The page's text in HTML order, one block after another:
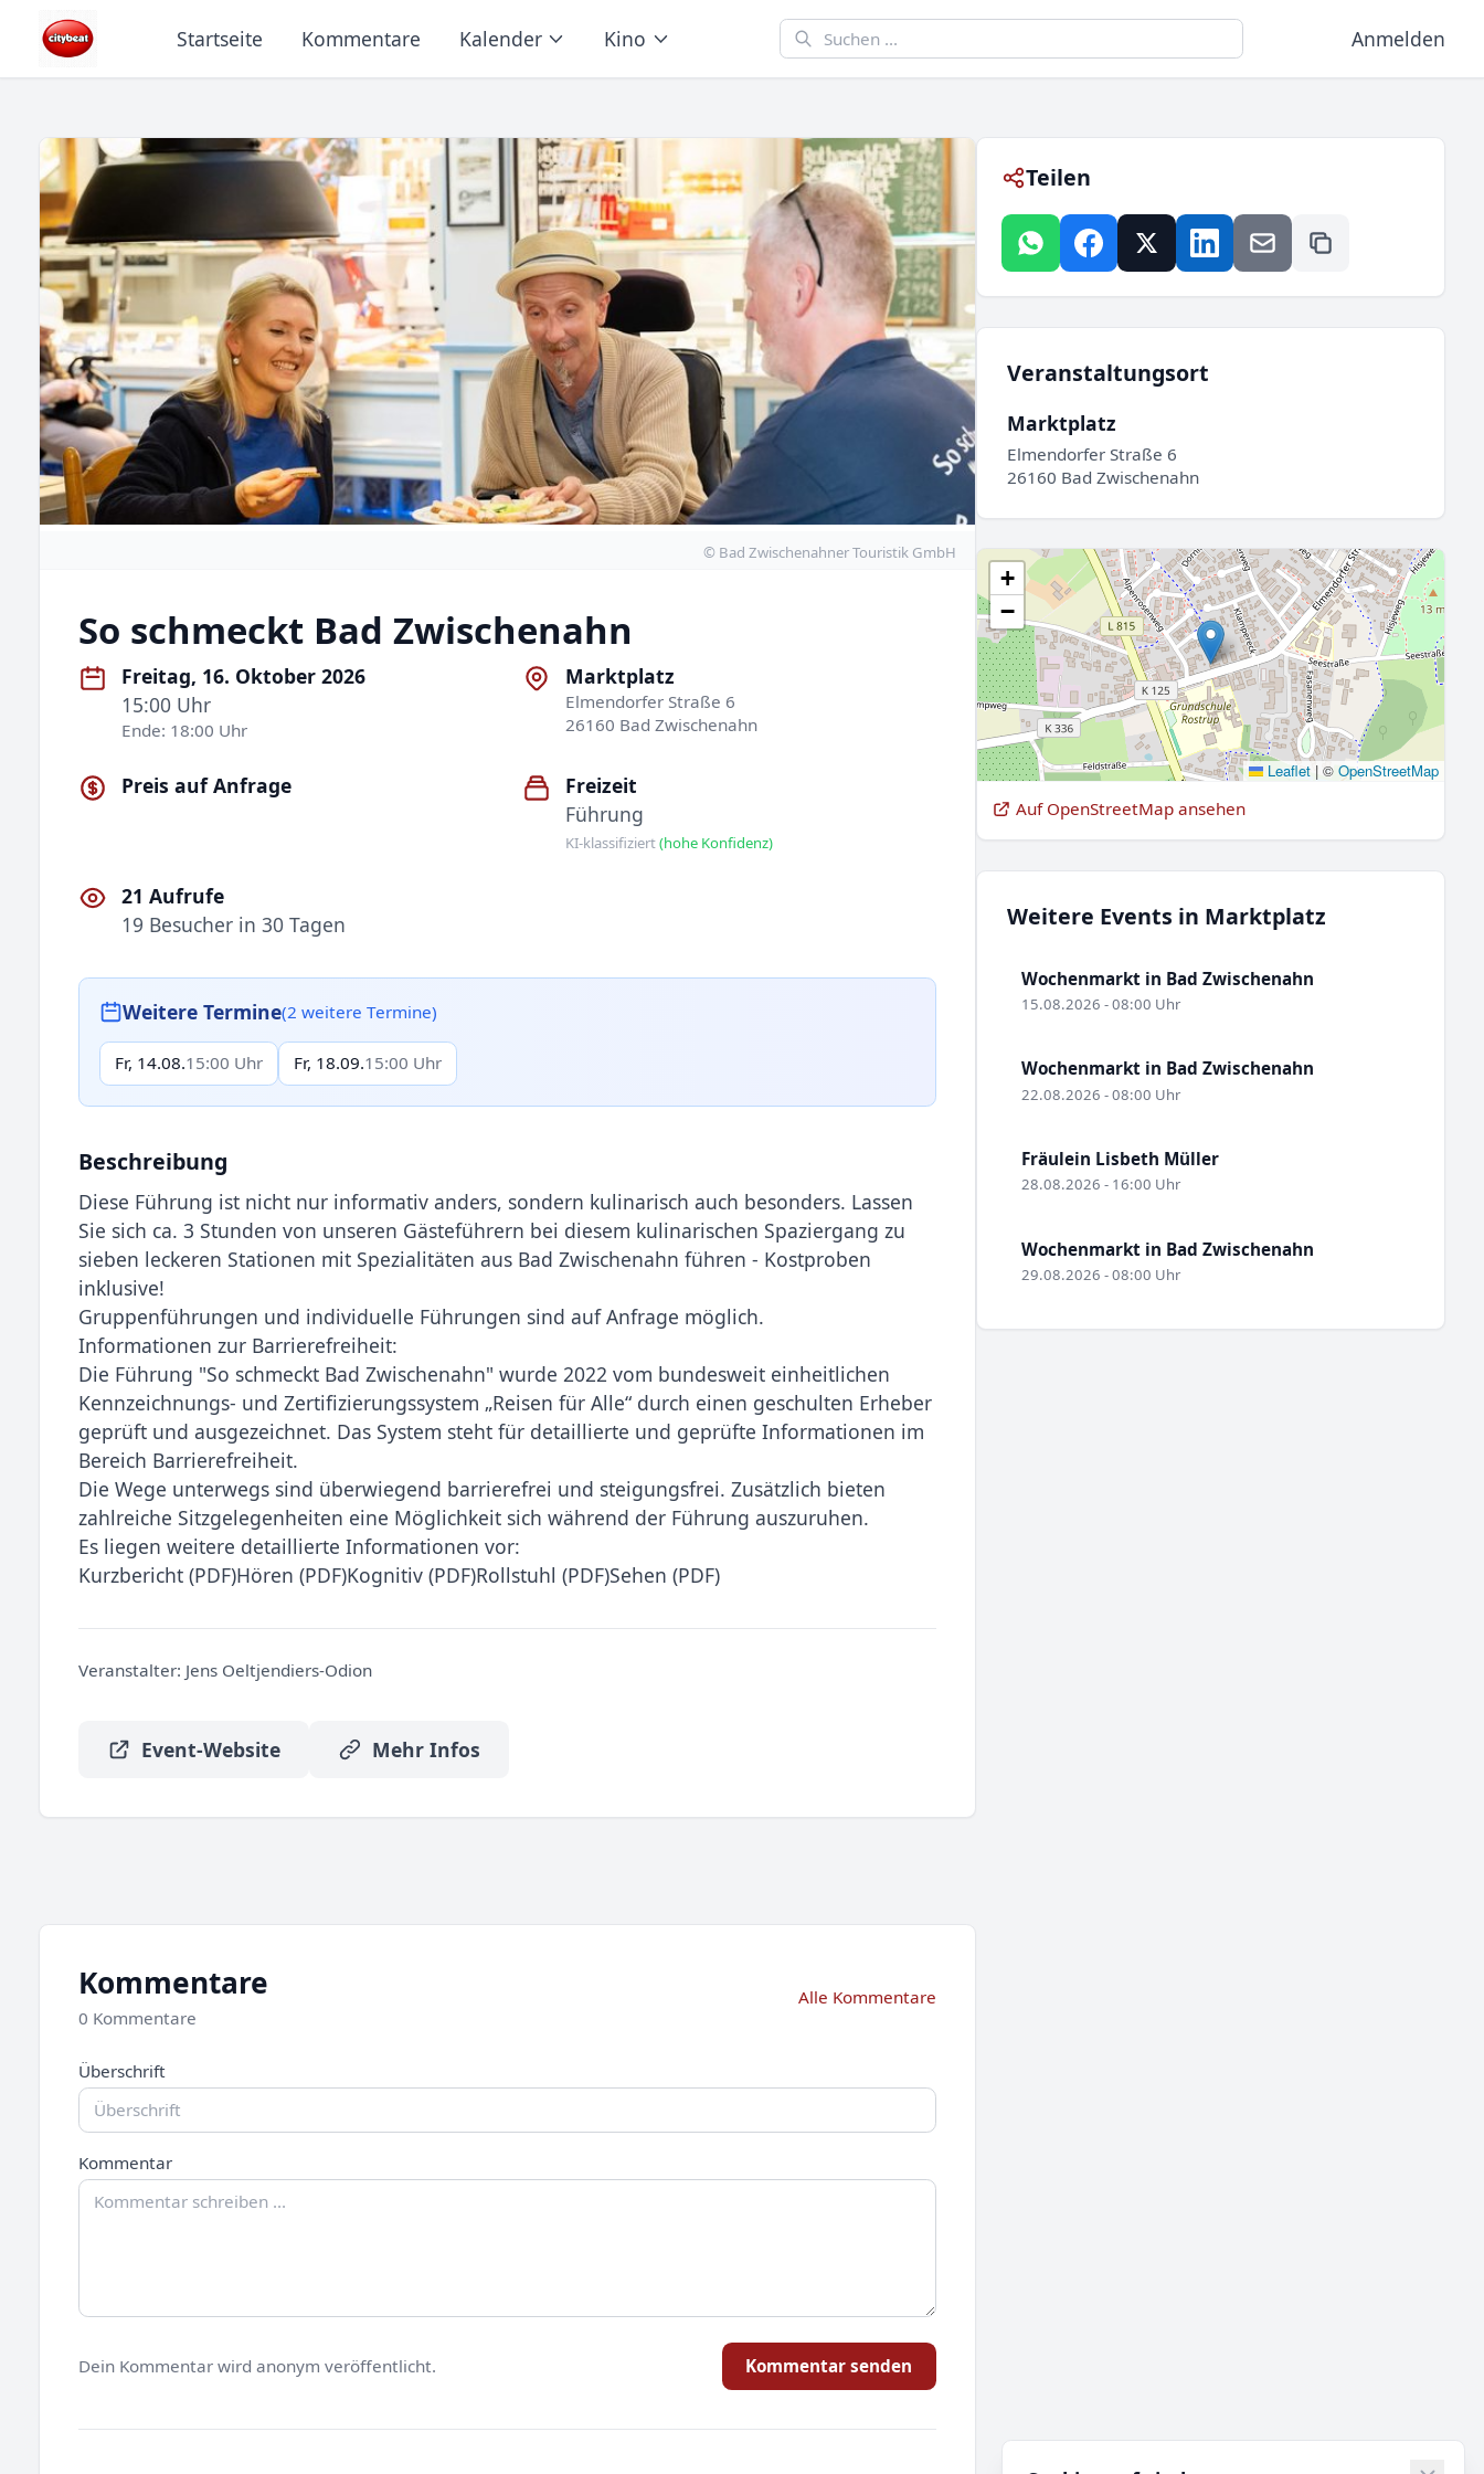
Startseite Kommentare Kalender Kino Anmelden
© Bad Zwischenahner Touristik GmbH
So schmeckt Bad Zwischenahn
Freitag, 16. Oktober 2026
15:00 Uhr
Ende: 18:00 Uhr
Marktplatz
Elmendorfer Straße 6
26160 Bad Zwischenahn
Preis auf Anfrage
Freizeit
Führung
KI-klassifiziert(hohe Konfidenz)
21 Aufrufe
19 Besucher in 30 Tagen
Weitere Termine(2 weitere Termine)
Fr, 14.08.15:00 Uhr Fr, 18.09.15:00 Uhr
Beschreibung
Diese Führung ist nicht nur informativ anders, sondern kulinarisch auch besonders. Lassen
Sie sich ca. 3 Stunden von unseren Gästeführern bei diesem kulinarischen Spaziergang zu
sieben leckeren Stationen mit Spezialitäten aus Bad Zwischenahn führen - Kostproben
inklusive!
Gruppenführungen und individuelle Führungen sind auf Anfrage möglich.
Informationen zur Barrierefreiheit:
Die Führung "So schmeckt Bad Zwischenahn" wurde 2022 vom bundesweit einheitlichen
Kennzeichnungs- und Zertifizierungssystem „Reisen für Alle“ durch einen geschulten Erheber
geprüft und ausgezeichnet. Das System steht für detaillierte und geprüfte Informationen im
Bereich Barrierefreiheit.
Die Wege unterwegs sind überwiegend barrierefrei und steigungsfrei. Zusätzlich bieten
zahlreiche Sitzgelegenheiten eine Möglichkeit sich während der Führung auszuruhen.
Es liegen weitere detaillierte Informationen vor:
Kurzbericht (PDF)Hören (PDF)Kognitiv (PDF)Rollstuhl (PDF)Sehen (PDF)
Veranstalter: Jens Oeltjendiers-Odion
Event-Website Mehr Infos
Teilen
Veranstaltungsort
Marktplatz
Elmendorfer Straße 6
26160 Bad Zwischenahn
+
−
Leaflet |© OpenStreetMap
Auf OpenStreetMap ansehen
Weitere Events in Marktplatz
Wochenmarkt in Bad Zwischenahn
15.08.2026 - 08:00 Uhr
Wochenmarkt in Bad Zwischenahn
22.08.2026 - 08:00 Uhr
Fräulein Lisbeth Müller
28.08.2026 - 16:00 Uhr
Wochenmarkt in Bad Zwischenahn
29.08.2026 - 08:00 Uhr
Kommentare
0 Kommentare
Alle Kommentare
Überschrift
Kommentar
Dein Kommentar wird anonym veröffentlicht. Kommentar senden